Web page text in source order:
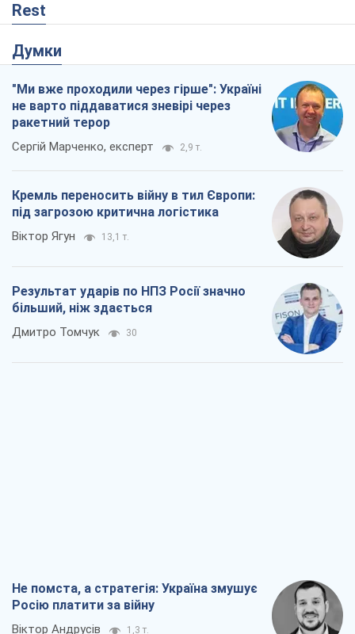
Rest
Думки
"Ми вже проходили через гірше": Україні
не варто піддаватися зневірі через
ракетний терор
Сергій Марченко, експерт 2,9 т.
Кремль переносить війну в тил Європи:
під загрозою критична логістика
Віктор Ягун 13,1 т.
Результат ударів по НПЗ Росії значно
більший, ніж здається
Дмитро Томчук 30
Не помста, а стратегія: Україна змушує
Росію платити за війну
Віктор Андрусів 1,3 т.